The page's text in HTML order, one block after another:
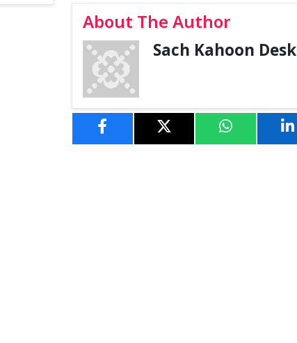
About The Author
Sach Kahoon Desk